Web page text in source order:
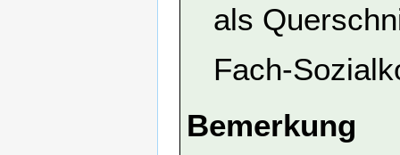
als
Fach-
Bemerkung